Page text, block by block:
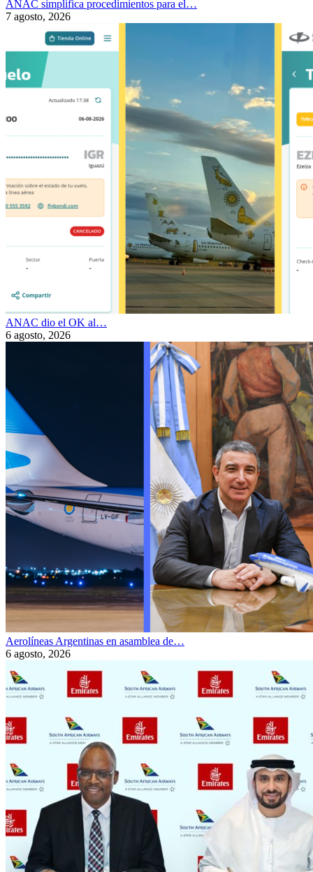
ANAC simplifica procedimientos para el…
7 agosto, 2026
ANAC dio el OK al…
6 agosto, 2026
Aerolíneas Argentinas en asamblea de…
6 agosto, 2026